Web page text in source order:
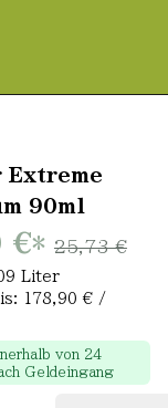
Extreme
90ml
€* 25,73 €
Liter
178,90 € /
von 24
Geldeingang